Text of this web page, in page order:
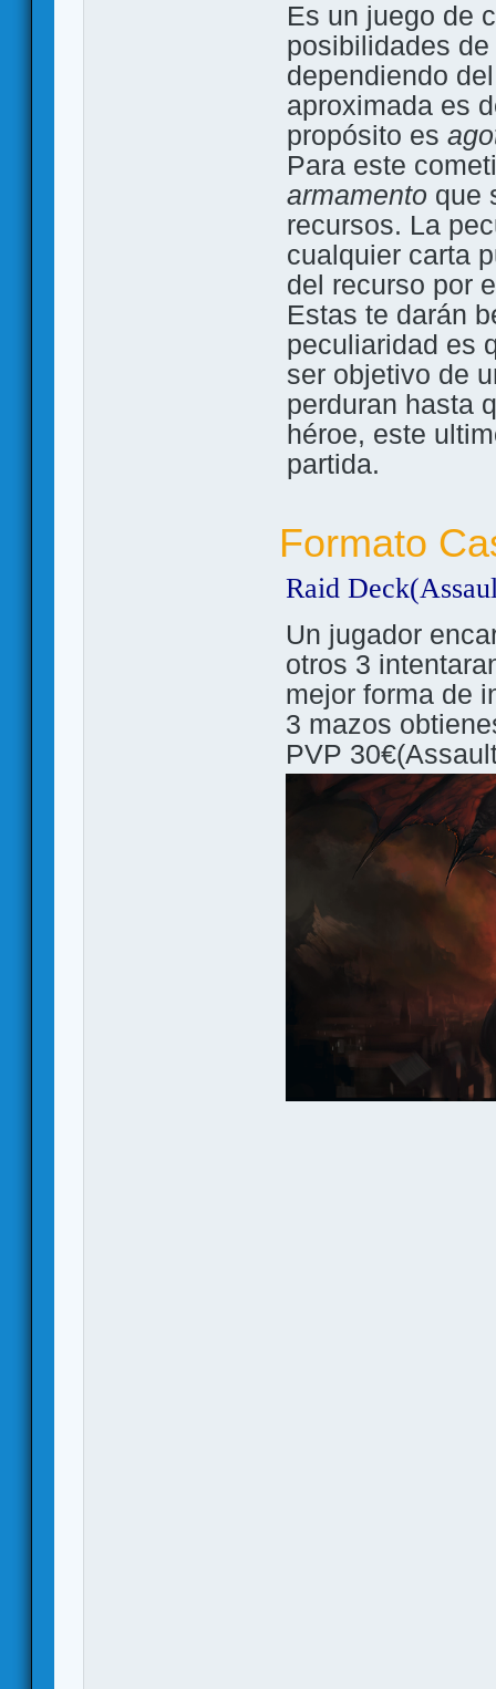
Es un juego de
posibilidades
dependiendo
aproximada es
propósito es
Para este
armamento que
recursos. La
cualquier carta
del recurso por
Estas te darán
peculiaridad es
ser objetivo de
perduran hasta
héroe, este
partida.
Formato
Raid
Un jugador
otros 3
mejor forma de
3 mazos
PVP